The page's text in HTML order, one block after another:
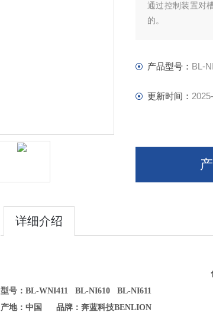
通过控制装置对
的。
产品型号： BL-
更新时间：
详细介绍
型号：BL-WNI411
BL-NI610
BL-NI611
产地：中国 品牌：奔蓝科技BENLION